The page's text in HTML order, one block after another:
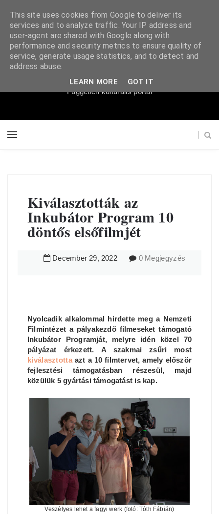
Súgópéldány
Független kulturális portál
Kiválasztották az
Inkubátor Program 10
döntős elsőfilmjét
December 29, 2022 0 Megjegyzés
Nyolcadik alkalommal hirdette meg a Nemzeti
Filmintézet a pályakezdő filmeseket támogató
Inkubátor Programját, melyre idén közel 70
pályázat érkezett. A szakmai zsűri most
kiválasztottaazt a 10 filmtervet, amely először
fejlesztési támogatásban részesül, majd
közülük 5 gyártási támogatást is kap.
Veszélyes lehet a fagyi werk (fotó: Tóth Fábián)
This site uses cookies from Google to deliver its
services and to analyze traffic. Your IP address and
user-agent are shared with Google along with
performance and security metrics to ensure quality of
service, generate usage statistics, and to detect and
address abuse.
LEARN MORE GOT IT